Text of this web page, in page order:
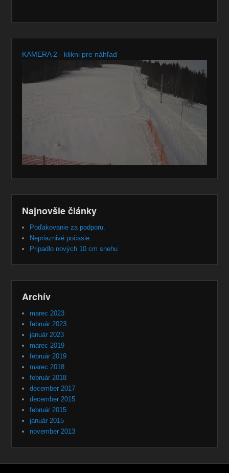
KAMERA 2 - klikni pre náhľad
Najnovšie články
Poďakovanie za podporu.
Nepriaznivé počasie.
Pripadlo nových 10 cm snehu
Archív
marec 2023
február 2023
január 2023
marec 2019
február 2019
marec 2018
február 2018
december 2017
december 2015
február 2015
január 2015
november 2013